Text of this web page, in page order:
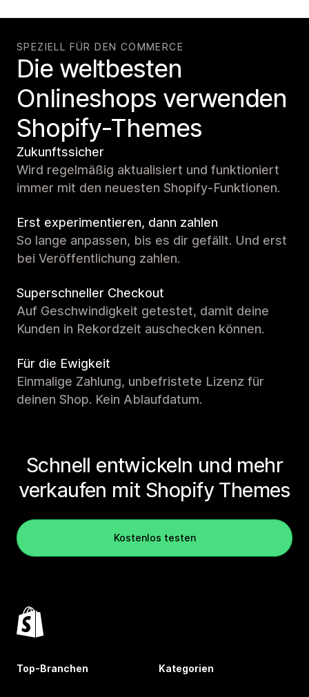
SPEZIELL FÜR DEN COMMERCE
Die weltbesten
Onlineshops verwenden
Shopify-Themes
Zukunftssicher
Wird regelmäßig aktualisiert und funktioniert
immer mit den neuesten Shopify-Funktionen.
Erst experimentieren, dann zahlen
So lange anpassen, bis es dir gefällt. Und erst
bei Veröffentlichung zahlen.
Superschneller Checkout
Auf Geschwindigkeit getestet, damit deine
Kunden in Rekordzeit auschecken können.
Für die Ewigkeit
Einmalige Zahlung, unbefristete Lizenz für
deinen Shop. Kein Ablaufdatum.
Schnell entwickeln und mehr
verkaufen mit Shopify Themes
Kostenlos testen
Top-Branchen Kategorien